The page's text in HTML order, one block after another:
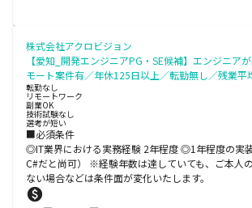
株式会社アクロビジョン
【愛知_開発エンジニアPG・SE候補】エンジニア
モート案件有／年休125日以上／転勤無し／残業平
転勤なし
リモートワーク
副業OK
技術試験なし
選考が短い
■必須条件
◎IT業界における実務経験 2年程度 ◎1年程度の実装
C#だと尚可） ※経験年数は達していても、ご本人
ない場合などは条件面が変化いたします。